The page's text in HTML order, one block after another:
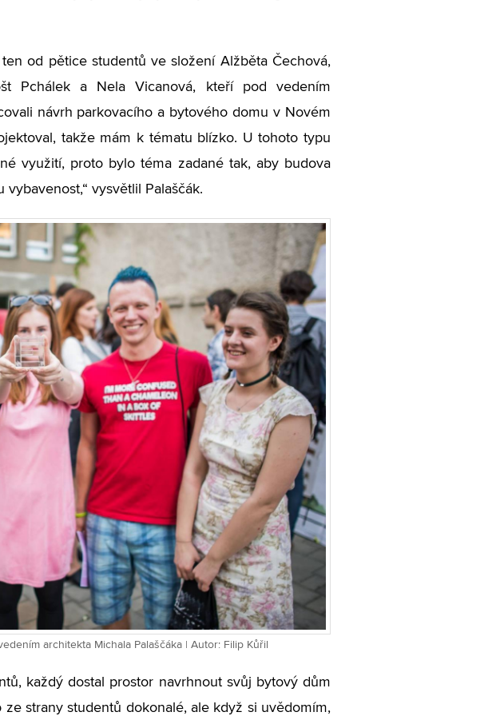
od pětice studentů ve složení Alžběta Čechová,
Pchálek a Nela Vicanová, kteří pod vedením
návrh parkovacího a bytového domu v Novém
takže mám k tématu blízko. U tohoto typu
využití, proto bylo téma zadané tak, aby budova
vysvětlil Palaščák.
architekta Michala Palaščáka | Autor: Filip Kůřil
každý dostal prostor navrhnout svůj bytový dům
strany studentů dokonalé, ale když si uvědomím,